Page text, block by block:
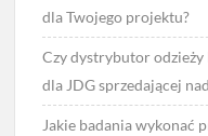
dla Twojego projektu?
Czy dystrybutor
dla JDG sprzedającej
Jakie badania wykonać